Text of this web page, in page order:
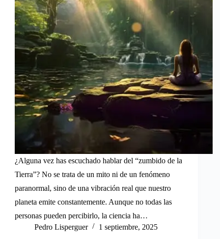
¿Alguna vez has escuchado hablar del “zumbido de la
Tierra”? No se trata de un mito ni de un fenómeno
paranormal, sino de una vibración real que nuestro
planeta emite constantemente. Aunque no todas las
personas pueden percibirlo, la ciencia ha…
Pedro Lisperguer
1 septiembre, 2025